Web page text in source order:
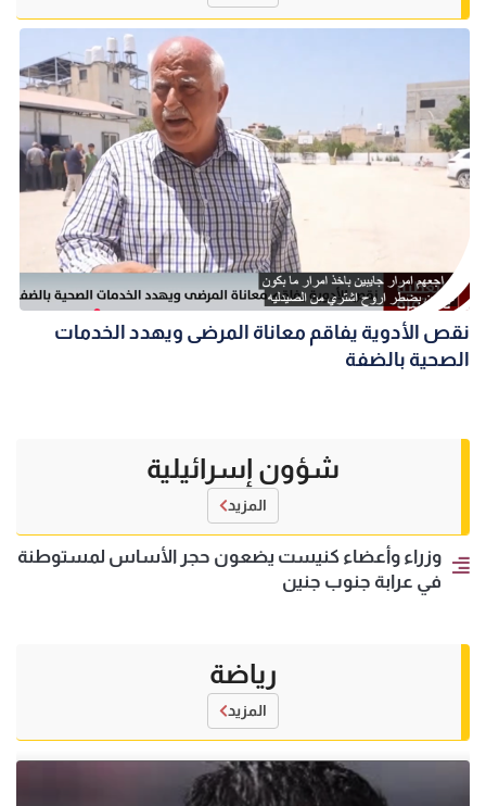
نقص الأدوية يفاقم معاناة المرضى ويهدد الخدمات
الصحية بالضفة
شؤون إسرائيلية
المزيد
وزراء وأعضاء كنيست يضعون حجر الأساس لمستوطنة
في عرابة جنوب جنين
رياضة
المزيد